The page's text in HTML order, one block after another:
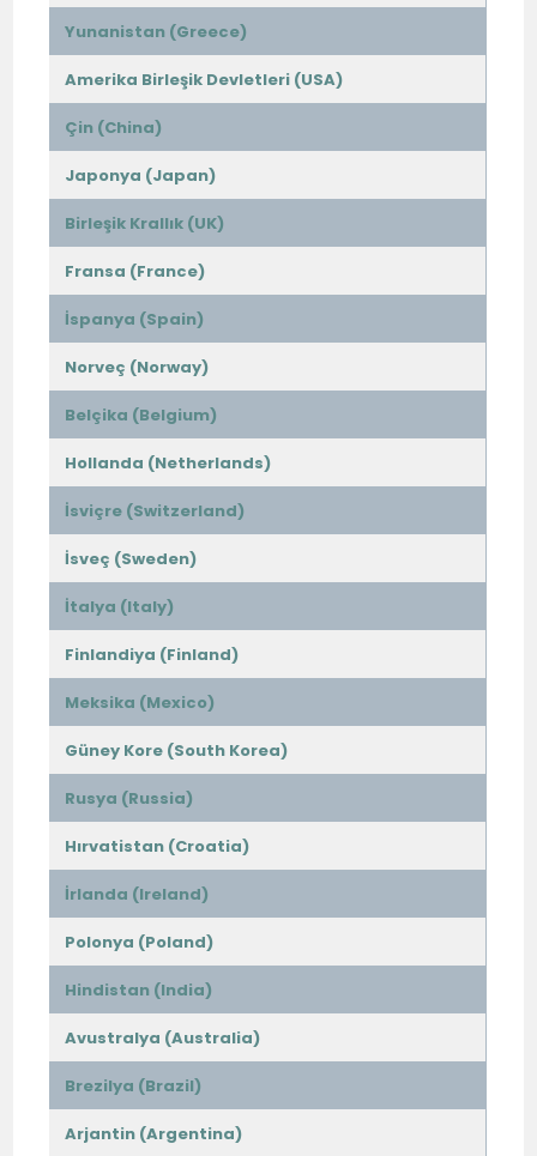
Yunanistan (Greece)
Amerika Birleşik Devletleri (USA)
Çin (China)
Japonya (Japan)
Birleşik Krallık (UK)
Fransa (France)
İspanya (Spain)
Norveç (Norway)
Belçika (Belgium)
Hollanda (Netherlands)
İsviçre (Switzerland)
İsveç (Sweden)
İtalya (Italy)
Finlandiya (Finland)
Meksika (Mexico)
Güney Kore (South Korea)
Rusya (Russia)
Hırvatistan (Croatia)
İrlanda (Ireland)
Polonya (Poland)
Hindistan (India)
Avustralya (Australia)
Brezilya (Brazil)
Arjantin (Argentina)